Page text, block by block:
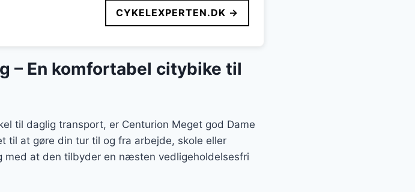
CYKELEXPERTEN.DK →
– En komfortabel citybike til
til daglig transport, er Centurion Meget god Dame
til at gøre din tur til og fra arbejde, skole eller
at den tilbyder en næsten vedligeholdelsesfri